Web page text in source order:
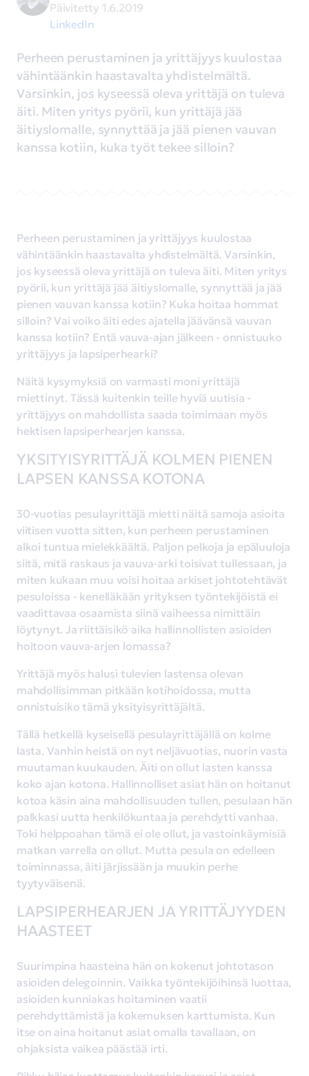
Päivitetty 1.6.2019
LinkedIn
Perheen perustaminen ja yrittäjyys kuulostaa
vähintäänkin haastavalta yhdistelmältä.
Varsinkin, jos kyseessä oleva yrittäjä on tuleva
äiti. Miten yritys pyörii, kun yrittäjä jää
äitiyslomalle, synnyttää ja jää pienen vauvan
kanssa kotiin, kuka työt tekee silloin?
Perheen perustaminen ja yrittäjyys kuulostaa
vähintäänkin haastavalta yhdistelmältä. Varsinkin,
jos kyseessä oleva yrittäjä on tuleva äiti. Miten yritys
pyörii, kun yrittäjä jää äitiyslomalle, synnyttää ja jää
pienen vauvan kanssa kotiin? Kuka hoitaa hommat
silloin? Vai voiko äiti edes ajatella jäävänsä vauvan
kanssa kotiin? Entä vauva-ajan jälkeen - onnistuuko
yrittäjyys ja lapsiperhearki?
Näitä kysymyksiä on varmasti moni yrittäjä
miettinyt. Tässä kuitenkin teille hyviä uutisia -
yrittäjyys on mahdollista saada toimimaan myös
hektisen lapsiperhearjen kanssa.
YKSITYISYRITTÄJÄ KOLMEN PIENEN
LAPSEN KANSSA KOTONA
30-vuotias pesulayrittäjä mietti näitä samoja asioita
viitisen vuotta sitten, kun perheen perustaminen
alkoi tuntua mielekkäältä. Paljon pelkoja ja epäluuloja
siitä, mitä raskaus ja vauva-arki toisivat tullessaan, ja
miten kukaan muu voisi hoitaa arkiset johtotehtävät
pesuloissa - kenelläkään yrityksen työntekijöistä ei
vaadittavaa osaamista siinä vaiheessa nimittäin
löytynyt. Ja riittäisikö aika hallinnollisten asioiden
hoitoon vauva-arjen lomassa?
Yrittäjä myös halusi tulevien lastensa olevan
mahdollisimman pitkään kotihoidossa, mutta
onnistuisiko tämä yksityisyrittäjältä.
Tällä hetkellä kyseisellä pesulayrittäjällä on kolme
lasta. Vanhin heistä on nyt neljävuotias, nuorin vasta
muutaman kuukauden. Äiti on ollut lasten kanssa
koko ajan kotona. Hallinnolliset asiat hän on hoitanut
kotoa käsin aina mahdollisuuden tullen, pesulaan hän
palkkasi uutta henkilökuntaa ja perehdytti vanhaa.
Toki helppoahan tämä ei ole ollut, ja vastoinkäymisiä
matkan varrella on ollut. Mutta pesula on edelleen
toiminnassa, äiti järjissään ja muukin perhe
tyytyväisenä.
LAPSIPERHEARJEN JA YRITTÄJYYDEN
HAASTEET
Suurimpina haasteina hän on kokenut johtotason
asioiden delegoinnin. Vaikka työntekijöihinsä luottaa,
asioiden kunniakas hoitaminen vaatii
perehdyttämistä ja kokemuksen karttumista. Kun
itse on aina hoitanut asiat omalla tavallaan, on
ohjaksista vaikea päästää irti.